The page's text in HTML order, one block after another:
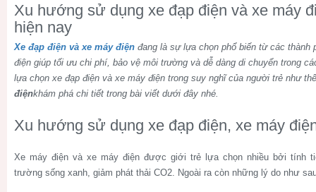
Xu hướng sử dụng xe đạp điện và xe máy
hiện nay
Xe đạp điện và xe máy điện đang là sự lựa chọn phổ biến từ các thành
điện giúp tối ưu chi phí, bảo vệ môi trường và dễ dàng di chuyển trong
lựa chọn xe đạp điện và xe máy điện trong suy nghĩ của người trẻ như
điệnkhám phá chi tiết trong bài viết dưới đây nhé.
Xu hướng sử dụng xe đạp điện, xe máy
Xe máy điện và xe máy điện được giới trẻ lựa chọn nhiều bởi tính
trường sống xanh, giảm phát thải CO2. Ngoài ra còn những lý do như